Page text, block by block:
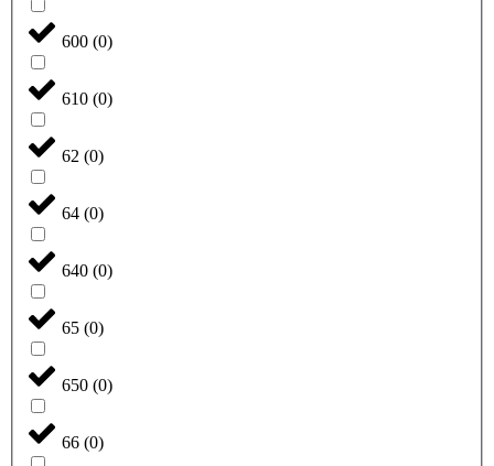
600 (0)
610 (0)
62 (0)
64 (0)
640 (0)
65 (0)
650 (0)
66 (0)